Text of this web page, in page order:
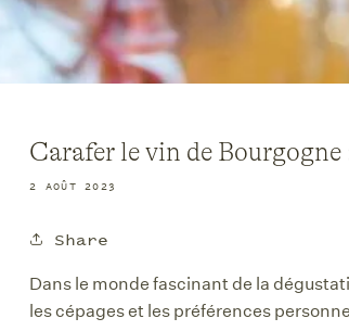
Carafer le vin de Bourgogne
2 AOÛT 2023
Share
Dans le monde fascinant de la
les cépages et les préférences